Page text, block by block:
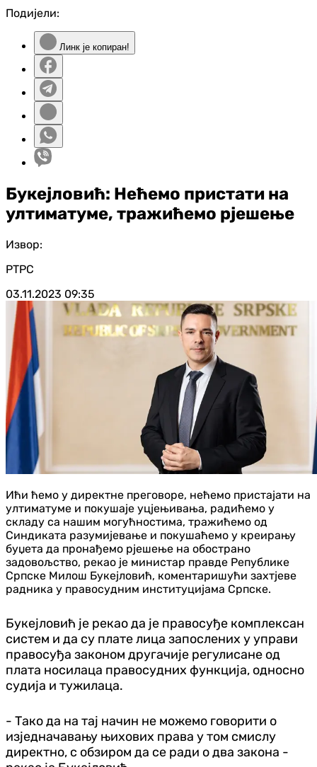
Подијели:
Линк је копиран!
Букејловић: Нећемо пристати на
ултиматуме, тражићемо рјешење
Извор:
РТРС
03.11.2023 09:35
Ићи ћемо у директне преговоре, нећемо пристајати на
ултиматуме и покушаје уцјењивања, радићемо у
складу са нашим могућностима, тражићемо од
Синдиката разумијевање и покушаћемо у креирању
буџета да пронађемо рјешење на обострано
задовољство, рекао је министар правде Републике
Српске Милош Букејловић, коментаришући захтјеве
радника у правосудним институцијама Српске.
Букејловић је рекао да је правосуђе комплексан
систем и да су плате лица запослених у управи
правосуђа законом другачије регулисане од
плата носилаца правосудних функција, односно
судија и тужилаца.
- Тако да на тај начин не можемо говорити о
изједначавању њихових права у том смислу
директно, с обзиром да се ради о два закона -